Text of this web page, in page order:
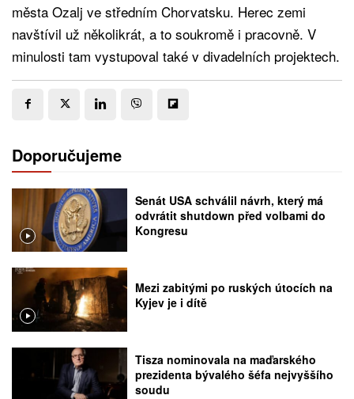
města Ozalj ve středním Chorvatsku. Herec zemi
navštívil už několikrát, a to soukromě i pracovně. V
minulosti tam vystupoval také v divadelních projektech.
Doporučujeme
Senát USA schválil návrh, který má
odvrátit shutdown před volbami do
Kongresu
Mezi zabitými po ruských útocích na
Kyjev je i dítě
Tisza nominovala na maďarského
prezidenta bývalého šéfa nejvyššího
soudu